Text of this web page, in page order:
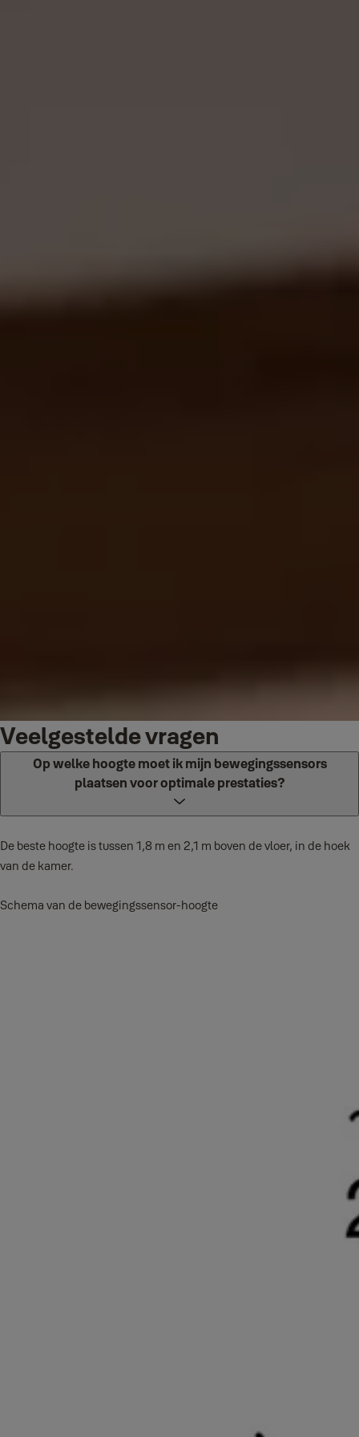
Veelgestelde vragen
Op welke hoogte moet ik mijn bewegingssensors
plaatsen voor optimale prestaties?
De beste hoogte is tussen 1,8 m en 2,1 m boven de vloer, in de hoek
van de kamer.
Schema van de bewegingssensor-hoogte